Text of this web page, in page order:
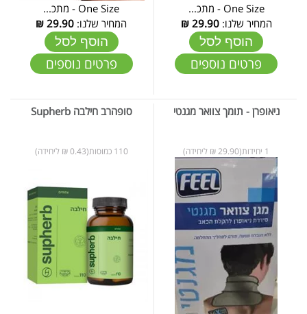
One Size - מתכ...
המחיר שלנו:29.90
₪
הוסף לסל
פרטים נוספים
One Size - מתכ...
המחיר שלנו: 29.90
₪
הוסף לסל
פרטים נוספים
ניאופרן - תומך צוואר מגנטי
1 יחידות(29.90 ₪ ליחידה)
סופהרב חילבה Supherb
110 כמוסות(0.43 ₪ ליחידה)